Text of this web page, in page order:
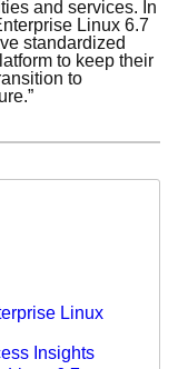
and services. In
Linux 6.7
standardized
to keep their
to
Linux
Insights